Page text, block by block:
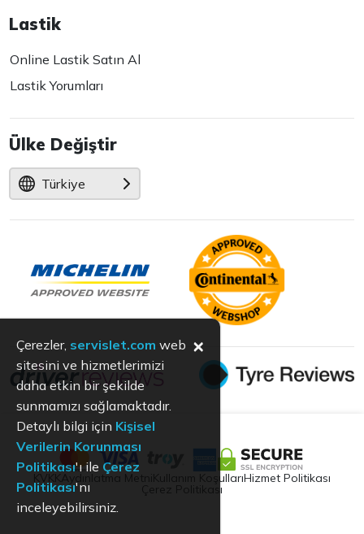
Lastik
Online Lastik Satın Al
Lastik Yorumları
Ülke Değiştir
Türkiye
Aydınlatma Metni Kullanım KoşullarıHizmet Politikası
Çerez Politikası
Çerezler, servislet.com web
sitesini ve hizmetlerimizi
daha etkin bir şekilde
sunmamızı sağlamaktadır.
Detaylı bilgi için Kişisel
Verilerin Korunması
Politikası'ı ile Çerez
Politikası'nı
inceleyebilirsiniz.
×